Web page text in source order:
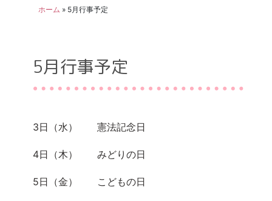
ホーム » 5月行事予定
5月行事予定
3日（水） 憲法記念日
4日（木） みどりの日
5日（金） こどもの日